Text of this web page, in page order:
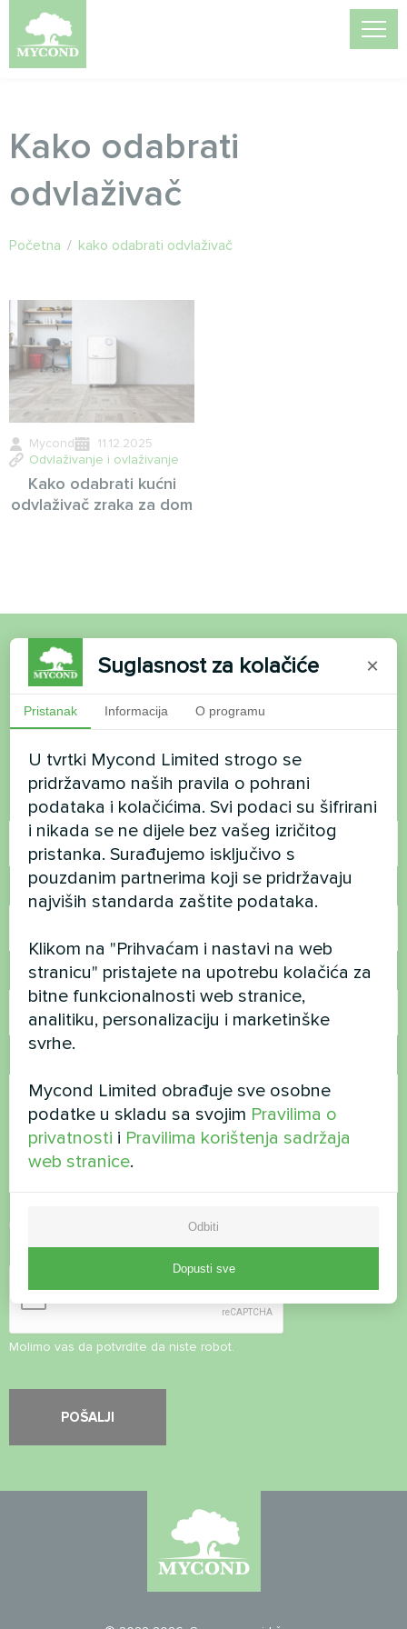
Kako odabrati
odvlaživač
Početna / kako odabrati odvlaživač
Mycond
11.12.2025
Odvlaživanje i ovlaživanje
Kako odabrati kućni
odvlaživač zraka za dom
Želite kupiti ili imate
pitanja?
Kontaktirajte nas i mi ćemo vam pomoći
Ime
Broj telefona
E-pošta
Pravila o privatnosti
Molimo vas da potvrdite da niste robot.
Suglasnost za kolačiće ×
Pristanak Informacija O programu
U tvrtki Mycond Limited strogo se
pridržavamo naših pravila o pohrani
podataka i kolačićima. Svi podaci su šifrirani
i nikada se ne dijele bez vašeg izričitog
pristanka. Surađujemo isključivo s
pouzdanim partnerima koji se pridržavaju
najviših standarda zaštite podataka.
Klikom na "Prihvaćam i nastavi na web
stranicu" pristajete na upotrebu kolačića za
bitne funkcionalnosti web stranice,
analitiku, personalizaciju i marketinške
svrhe.
Mycond Limited obrađuje sve osobne
podatke u skladu sa svojim Pravilima o
privatnosti i Pravilima korištenja sadržaja
web stranice.
Odbiti
Dopusti sve